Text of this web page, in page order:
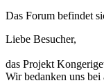
Das Forum befindet
Liebe Besucher,
das Projekt
Wir bedanken uns